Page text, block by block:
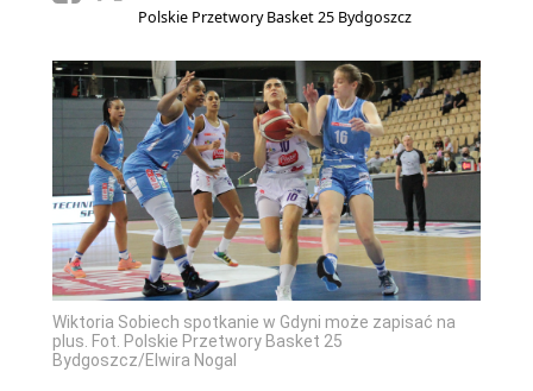
Polskie Przetwory Basket 25 Bydgoszcz
Wiktoria Sobiech spotkanie w Gdyni może zapisać na
plus. Fot. Polskie Przetwory Basket 25
Bydgoszcz/Elwira Nogal